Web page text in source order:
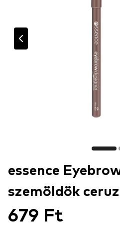
essence
szemöldök
679 Ft